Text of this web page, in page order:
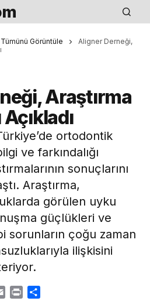
Görüntüle
Aligner Derneği,
Araştırma
ortodontik
ve farkındalığı
sonuçlarını
Araştırma,
görülen uyku
güçlükleri ve
sorunların çoğu zaman
ilişkisini
Email Print